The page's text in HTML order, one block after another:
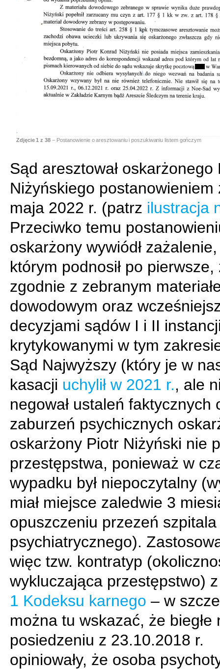
Zdjęcie1 z 38– Postanowienie o aresztowaniu i poszukiwaniu listem gończym
Sąd aresztował oskarżonego
Niżyńskiego postanowieniem
maja 2022 r. (patrz ilustracja
Przeciwko temu
oskarżony wywiódł
którym podnosił po pierwsze,
zgodnie z zebranym
dowodowym oraz
decyzjami sądów I i II
krytykowanymi w tym
Sąd Najwyższy (który je w
kasacji uchylił w 2021 r., ale
negował ustaleń faktycznych
zaburzeń psychicznych
oskarżony Piotr Niżyński nie
przestępstwa, ponieważ w
wypadku był niepoczytalny
miał miejsce zaledwie 3
opuszczeniu przezeń szpitala
psychiatrycznego).
więc tzw. kontratyp
wykluczająca przestępstwo)
1 Kodeksu karnego – w
można tu wskazać, że biegłe
posiedzeniu z 23.10.2018 r.
opiniowały, że osoba